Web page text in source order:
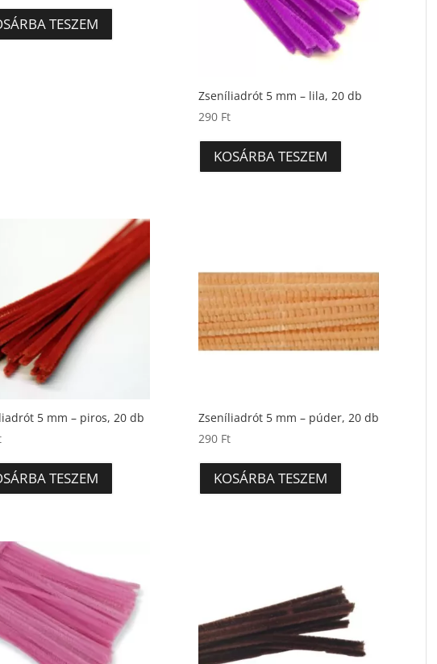
TESZEM
Zseníliadrót 5 mm – lila, 20 db
290 Ft
KOSÁRBA TESZEM
5 mm – piros, 20 db
TESZEM
Zseníliadrót 5 mm – púder, 20 db
290 Ft
KOSÁRBA TESZEM